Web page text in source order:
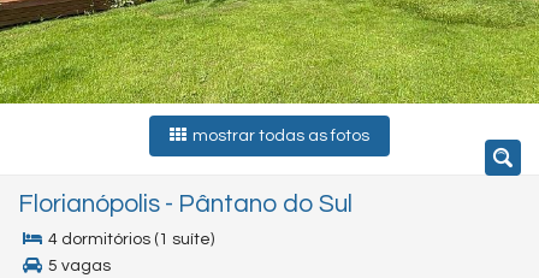
mostrar todas as fotos
Florianópolis - Pântano do Sul
4 dormitórios (1 suíte)
5 vagas